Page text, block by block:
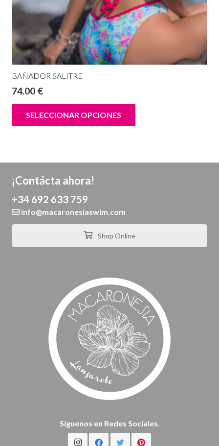
BAÑADOR SALITRE
74.00 €
SELECCIONAR OPCIONES
¡Contácta ahora!
+34 692 633 759
info@macaronesiaswim.com
Shop Online
Síguenos en Redes Sociales.